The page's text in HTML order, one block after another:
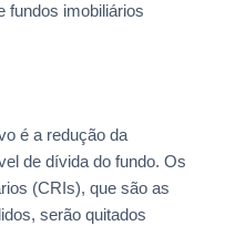
fundos imobiliários
é a redução da
de dívida do fundo. Os
(CRIs), que são as
serão quitados